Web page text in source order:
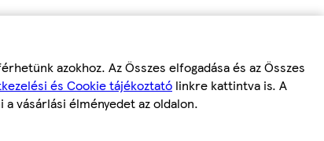
azokhoz. Az Összes elfogadása és az Összes
és Cookie tájékoztató linkre kattintva is. A
vásárlási élményedet az oldalon.